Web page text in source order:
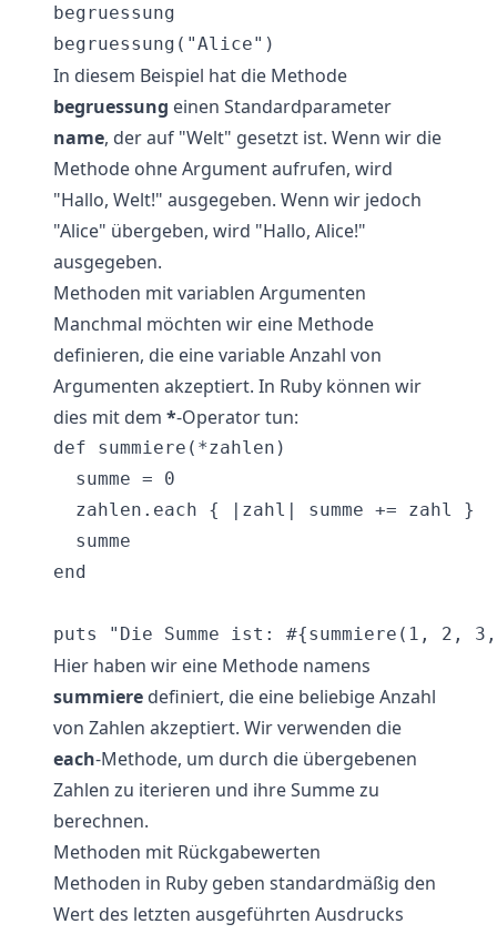
begruessung
In diesem Beispiel hat die Methode
begruessung einen Standardparameter
name, der auf "Welt" gesetzt ist. Wenn wir die
Methode ohne Argument aufrufen, wird
"Hallo, Welt!" ausgegeben. Wenn wir jedoch
"Alice" übergeben, wird "Hallo, Alice!"
ausgegeben.
Methoden mit variablen Argumenten
Manchmal möchten wir eine Methode
definieren, die eine variable Anzahl von
Argumenten akzeptiert. In Ruby können wir
dies mit dem *-Operator tun:
def summiere(*zahlen)
  summe = 0
  zahlen.each { |zahl| summe += zahl }
  summe
end
Hier haben wir eine Methode namens
summiere definiert, die eine beliebige Anzahl
von Zahlen akzeptiert. Wir verwenden die
each-Methode, um durch die übergebenen
Zahlen zu iterieren und ihre Summe zu
berechnen.
Methoden mit Rückgabewerten
Methoden in Ruby geben standardmäßig den
Wert des letzten ausgeführten Ausdrucks